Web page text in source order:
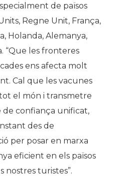
de països
Regne Unit, França,
Holanda, Alemanya,
“Que les fronteres
ens afecta molt
Cal que les vacunes
el món i transmetre
de confiança unificat,
des de
per posar en marxa
eficient en els països
nostres turistes”.